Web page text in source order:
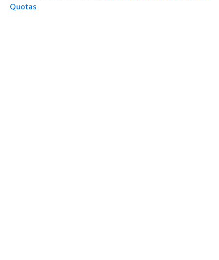
Quotas